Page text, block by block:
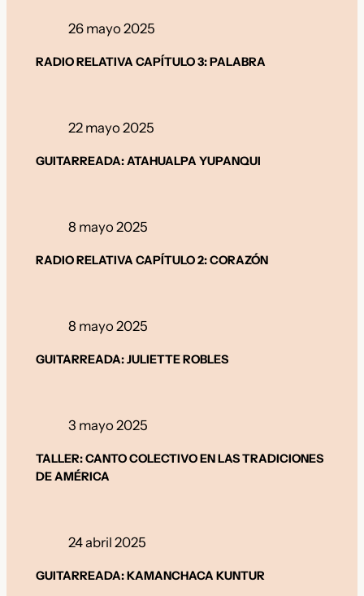
26 mayo 2025
RADIO RELATIVA CAPÍTULO 3: PALABRA
22 mayo 2025
GUITARREADA: ATAHUALPA YUPANQUI
8 mayo 2025
RADIO RELATIVA CAPÍTULO 2: CORAZÓN
8 mayo 2025
GUITARREADA: JULIETTE ROBLES
3 mayo 2025
TALLER: CANTO COLECTIVO EN LAS TRADICIONES
DE AMÉRICA
24 abril 2025
GUITARREADA: KAMANCHACA KUNTUR